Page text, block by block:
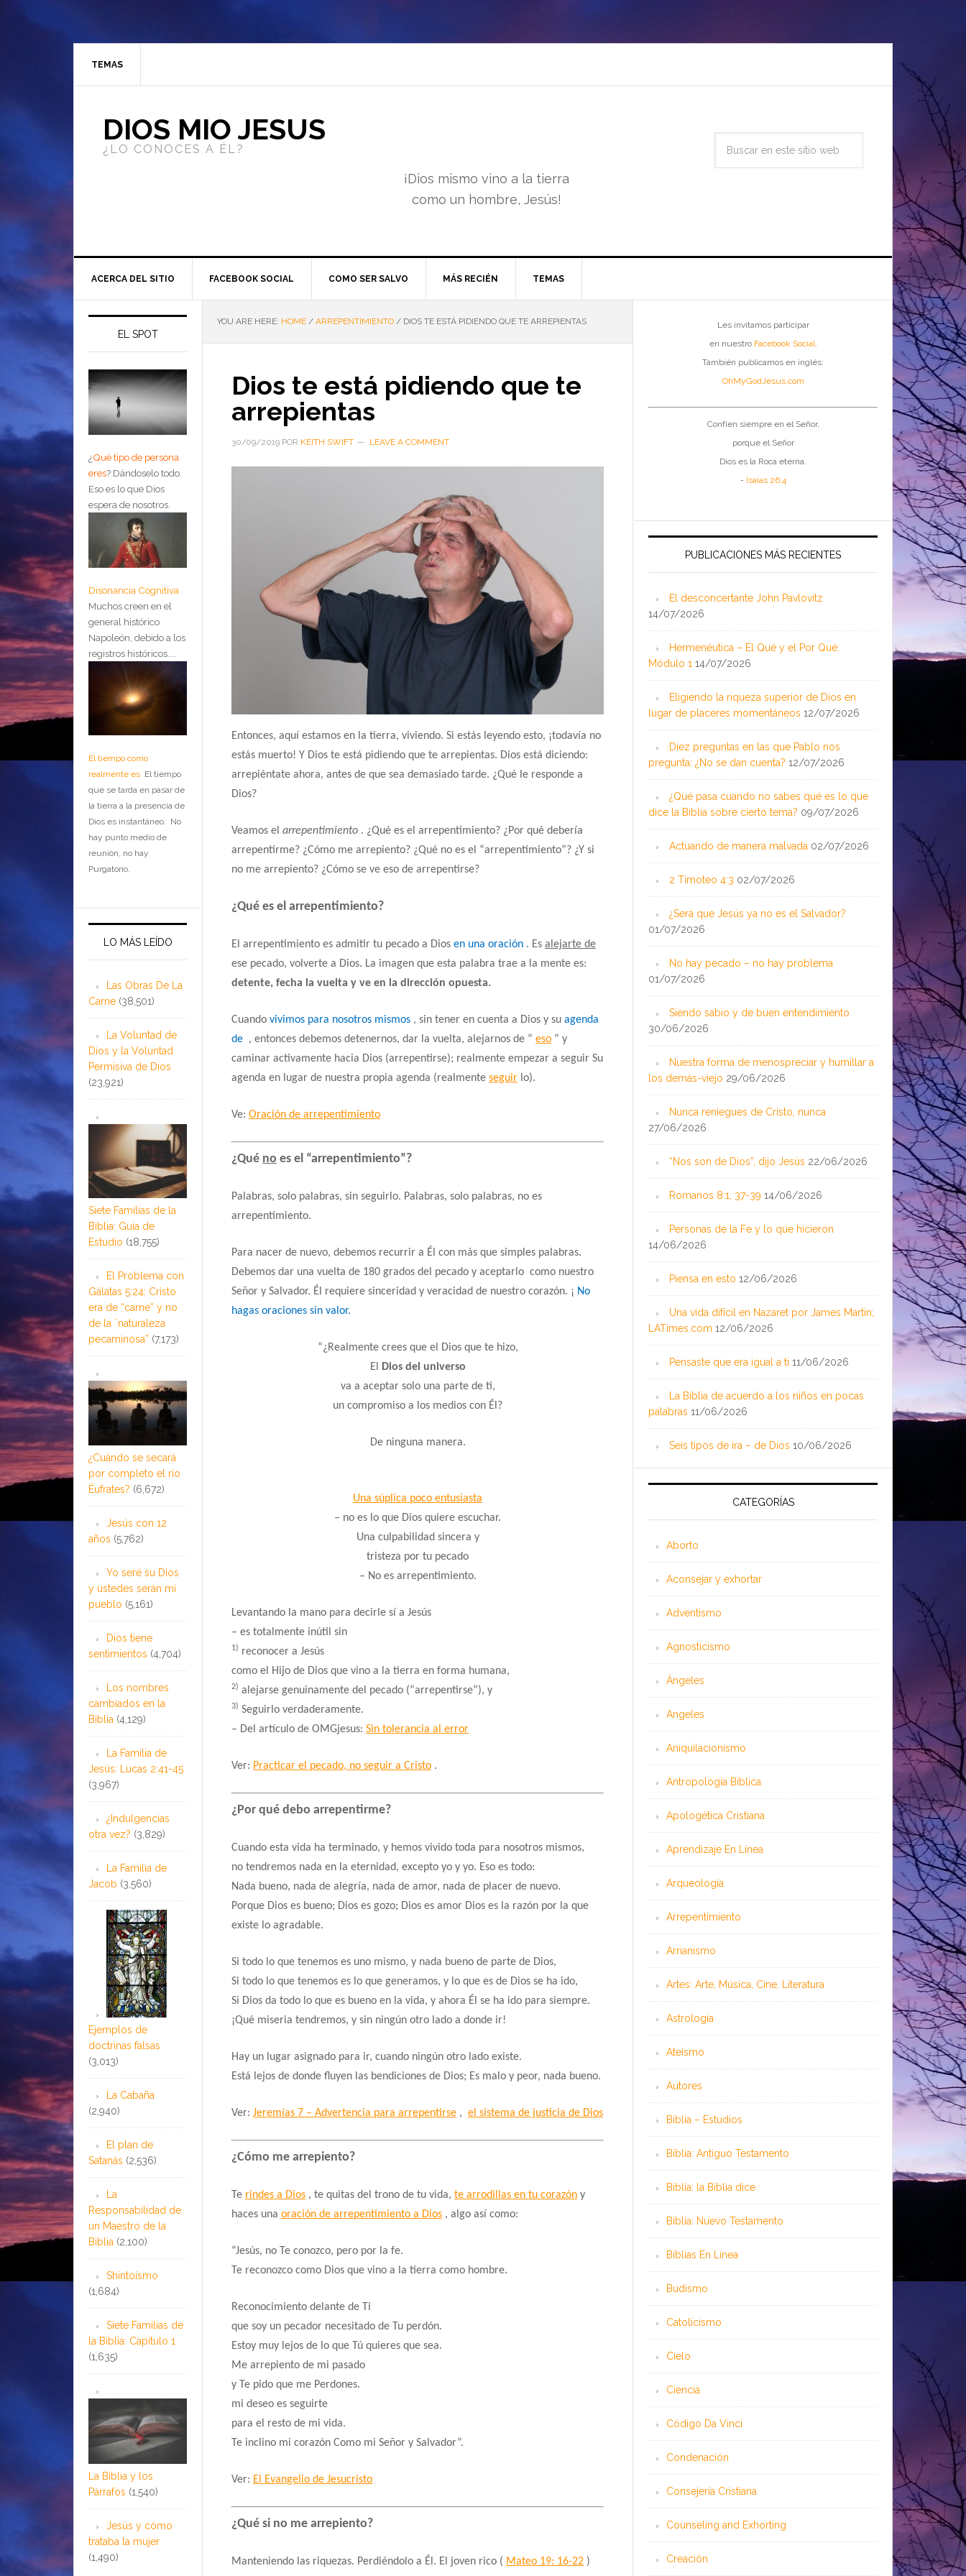
TEMAS
DIOS MIO JESUS
¿LO CONOCES A ÉL?
¡Dios mismo vino a la tierra
como un hombre, Jesús!
ACERCA DEL SITIO FACEBOOK SOCIAL COMO SER SALVO MÁS RECIÉN TEMAS
YOU ARE HERE: HOME / ARREPENTIMIENTO / DIOS TE ESTÁ PIDIENDO QUE TE ARREPIENTAS
Dios te está pidiendo que te
arrepientas
30/09/2019 POR KEITH SWIFT LEAVE A COMMENT
Entonces, aquí estamos en la tierra, viviendo. Si estás leyendo esto, ¡todavía no
estás muerto! Y Dios te está pidiendo que te arrepientas. Dios está diciendo:
arrepiéntate ahora, antes de que sea demasiado tarde. ¿Qué le responde a
Dios?
Veamos el arrepentimiento . ¿Qué es el arrepentimiento? ¿Por qué debería
arrepentirme? ¿Cómo me arrepiento? ¿Qué no es el “arrepentimiento”? ¿Y si
no me arrepiento? ¿Cómo se ve eso de arrepentirse?
¿Qué es el arrepentimiento?
El arrepentimiento es admitir tu pecado a Dios en una oración . Es alejarte de
ese pecado, volverte a Dios. La imagen que esta palabra trae a la mente es:
detente, fecha la vuelta y ve en la dirección opuesta.
Cuando vivimos para nosotros mismos , sin tener en cuenta a Dios y su agenda
de , entonces debemos detenernos, dar la vuelta, alejarnos de ” eso ” y
caminar activamente hacia Dios (arrepentirse); realmente empezar a seguir Su
agenda en lugar de nuestra propia agenda (realmente seguir lo).
Ve: Oración de arrepentimiento
¿Qué no es el “arrepentimiento”?
Palabras, solo palabras, sin seguirlo. Palabras, solo palabras, no es
arrepentimiento.
Para nacer de nuevo, debemos recurrir a Él con más que simples palabras.
Debemos dar una vuelta de 180 grados del pecado y aceptarlo como nuestro
Señor y Salvador. Él requiere sinceridad y veracidad de nuestro corazón. ¡ No
hagas oraciones sin valor.
“¿Realmente crees que el Dios que te hizo,
El Dios del universo
va a aceptar solo una parte de ti,
un compromiso a los medios con Él?
De ninguna manera.
Una súplica poco entusiasta
– no es lo que Dios quiere escuchar.
Una culpabilidad sincera y
tristeza por tu pecado
– No es arrepentimiento.
Levantando la mano para decirle sí a Jesús
– es totalmente inútil sin
1) reconocer a Jesús
como el Hijo de Dios que vino a la tierra en forma humana,
2) alejarse genuinamente del pecado (“arrepentirse”), y
3) Seguirlo verdaderamente.
– Del artículo de OMGjesus: Sin tolerancia al error
Ver: Practicar el pecado, no seguir a Cristo .
¿Por qué debo arrepentirme?
Cuando esta vida ha terminado, y hemos vivido toda para nosotros mismos,
no tendremos nada en la eternidad, excepto yo y yo. Eso es todo:
Nada bueno, nada de alegría, nada de amor, nada de placer de nuevo.
Porque Dios es bueno; Dios es gozo; Dios es amor Dios es la razón por la que
existe lo agradable.
Si todo lo que tenemos es uno mismo, y nada bueno de parte de Dios,
Si todo lo que tenemos es lo que generamos, y lo que es de Dios se ha ido,
Si Dios da todo lo que es bueno en la vida, y ahora Él se ha ido para siempre.
¡Qué miseria tendremos, y sin ningún otro lado a donde ir!
Hay un lugar asignado para ir, cuando ningún otro lado existe.
Está lejos de donde fluyen las bendiciones de Dios; Es malo y peor, nada bueno.
Ver: Jeremías 7 – Advertencia para arrepentirse , el sistema de justicia de Dios
¿Cómo me arrepiento?
Te rindes a Dios , te quitas del trono de tu vida, te arrodillas en tu corazón y
haces una oración de arrepentimiento a Dios , algo así como:
“Jesús, no Te conozco, pero por la fe.
Te reconozco como Dios que vino a la tierra como hombre.
Reconocimiento delante de Ti
que soy un pecador necesitado de Tu perdón.
Estoy muy lejos de lo que Tú quieres que sea.
Me arrepiento de mi pasado
y Te pido que me Perdones.
mi deseo es seguirte
para el resto de mi vida.
Te inclino mi corazón Como mi Señor y Salvador”.
Ver: El Evangelio de Jesucristo
¿Qué si no me arrepiento?
Manteniendo las riquezas. Perdiéndolo a Él. El joven rico ( Mateo 19: 16-22 )
Les invitamos participar
en nuestro Facebook Social.
También publicamos en inglés:
OhMyGodJesus.com
Confíen siempre en el Señor,
porque el Señor
Dios es la Roca eterna.
- Isaías 26:4
PUBLICACIONES MÁS RECIENTES
El desconcertante John Pavlovitz
14/07/2026
Hermenéutica – El Qué y el Por Qué:
Módulo 1 14/07/2026
Eligiendo la riqueza superior de Dios en
lugar de placeres momentáneos 12/07/2026
Diez preguntas en las que Pablo nos
pregunta: ¿No se dan cuenta? 12/07/2026
¿Qué pasa cuando no sabes qué es lo que
dice la Biblia sobre cierto tema? 09/07/2026
Actuando de manera malvada 02/07/2026
2 Timoteo 4:3 02/07/2026
¿Será que Jesús ya no es el Salvador?
01/07/2026
No hay pecado – no hay problema
01/07/2026
Siendo sabio y de buen entendimiento
30/06/2026
Nuestra forma de menospreciar y humillar a
los demás-viejo 29/06/2026
Nunca reniegues de Cristo, nunca
27/06/2026
“Nos son de Dios”, dijo Jesús 22/06/2026
Romanos 8:1, 37-39 14/06/2026
Personas de la Fe y lo que hicieron
14/06/2026
Piensa en esto 12/06/2026
Una vida difícil en Nazaret por James Martin;
LATimes.com 12/06/2026
Pensaste que era igual a ti 11/06/2026
La Biblia de acuerdo a los niños en pocas
palabras 11/06/2026
Seis tipos de ira – de Dios 10/06/2026
CATEGORÍAS
Aborto
Aconsejar y exhortar
Adventismo
Agnosticismo
Ángeles
Angeles
Aniquilacionismo
Antropología Bíblica
Apologética Cristiana
Aprendizaje En Línea
Arqueología
Arrepentimiento
Arrianismo
Artes: Arte, Música, Cine, Literatura
Astrología
Ateísmo
Autores
Biblia – Estudios
Biblia: Antiguo Testamento
Biblia: la Biblia dice
Biblia: Nuevo Testamento
Bíblias En Línea
Budismo
Catolicismo
Cielo
Ciencia
Código Da Vinci
Condenación
Consejería Cristiana
Counseling and Exhorting
Creación
EL SPOT
¿Qué tipo de persona
eres? Dándoselo todo.
Eso es lo que Dios
espera de nosotros.
Disonancia Cognitiva
Muchos creen en el
general histórico
Napoleón, debido a los
registros históricos....
El tiempo como
realmente es El tiempo
que se tarda en pasar de
la tierra a la presencia de
Dios es instantáneo. No
hay punto medio de
reunión, no hay
Purgatorio.
LO MÁS LEÍDO
Las Obras De La
Carne (38,501)
La Voluntad de
Dios y la Voluntad
Permisiva de Dios
(23,921)
Siete Familias de la
Biblia: Guía de
Estudio (18,755)
El Problema con
Gálatas 5:24: Cristo
era de “carne” y no
de la ¨naturaleza
pecaminosa” (7,173)
¿Cuándo se secará
por completo el río
Éufrates? (6,672)
Jesús con 12
años (5,762)
Yo seré su Dios
y ustedes serán mi
pueblo (5,161)
Dios tiene
sentimientos (4,704)
Los nombres
cambiados en la
Biblia (4,129)
La Familia de
Jesús: Lucas 2:41-45
(3,967)
¿Indulgencias
otra vez? (3,829)
La Familia de
Jacob (3,560)
Ejemplos de
doctrinas falsas
(3,013)
La Cabaña
(2,940)
El plan de
Satanás (2,536)
La
Responsabilidad de
un Maestro de la
Biblia (2,100)
Shintoísmo
(1,684)
Siete Familias de
la Biblia: Capítulo 1
(1,635)
La Biblia y los
Párrafos (1,540)
Jesús y cómo
trataba la mujer
(1,490)